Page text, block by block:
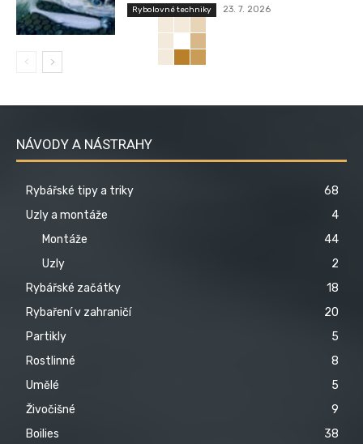
Rybolovné techniky 23. 7. 2026
NÁVODY A NÁSTRAHY
Rybářské tipy a triky
68
Uzly a montáže
4
Montáže
44
Uzly
2
Rybářské začátky
18
Rybaření v zahraničí
20
Partikly
5
Rostlinné
8
Umělé
5
Živočišné
9
Boilies
38